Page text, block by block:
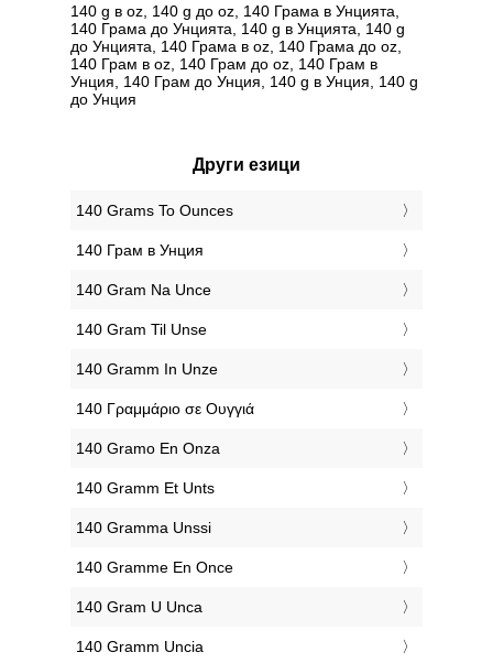
140 g в oz, 140 g до oz, 140 Грама в Унцията,
140 Грама до Унцията, 140 g в Унцията, 140 g
до Унцията, 140 Грама в oz, 140 Грама до oz,
140 Грам в oz, 140 Грам до oz, 140 Грам в
Унция, 140 Грам до Унция, 140 g в Унция, 140 g
до Унция
Други езици
‎140 Grams To Ounces
‎140 Грам в Унция
‎140 Gram Na Unce
‎140 Gram Til Unse
‎140 Gramm In Unze
‎140 Γραμμάριο σε Ουγγιά
‎140 Gramo En Onza
‎140 Gramm Et Unts
‎140 Gramma Unssi
‎140 Gramme En Once
‎140 Gram U Unca
‎140 Gramm Uncia